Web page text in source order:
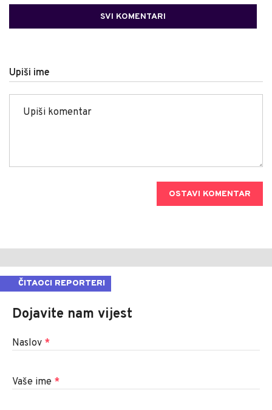
SVI KOMENTARI
Upiši ime
OSTAVI KOMENTAR
ČITAOCI REPORTERI
Dojavite nam vijest
Naslov *
Vaše ime *